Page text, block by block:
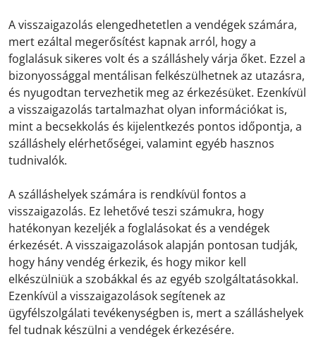
A visszaigazolás elengedhetetlen a vendégek számára,
mert ezáltal megerősítést kapnak arról, hogy a
foglalásuk sikeres volt és a szálláshely várja őket. Ezzel a
bizonyossággal mentálisan felkészülhetnek az utazásra,
és nyugodtan tervezhetik meg az érkezésüket. Ezenkívül
a visszaigazolás tartalmazhat olyan információkat is,
mint a becsekkolás és kijelentkezés pontos időpontja, a
szálláshely elérhetőségei, valamint egyéb hasznos
tudnivalók.
A szálláshelyek számára is rendkívül fontos a
visszaigazolás. Ez lehetővé teszi számukra, hogy
hatékonyan kezeljék a foglalásokat és a vendégek
érkezését. A visszaigazolások alapján pontosan tudják,
hogy hány vendég érkezik, és hogy mikor kell
elkészülniük a szobákkal és az egyéb szolgáltatásokkal.
Ezenkívül a visszaigazolások segítenek az
ügyfélszolgálati tevékenységben is, mert a szálláshelyek
fel tudnak készülni a vendégek érkezésére.